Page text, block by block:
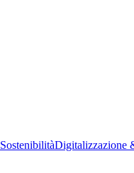
Digitalizzazione